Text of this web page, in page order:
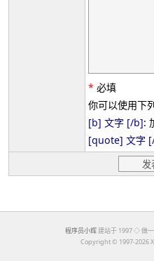
* 必填
你可以使用下
[b] 文字 [/b]:
[quote] 文字
程序员小辉 建站于 1997 ◇ 做
Copyright © 1997-2026